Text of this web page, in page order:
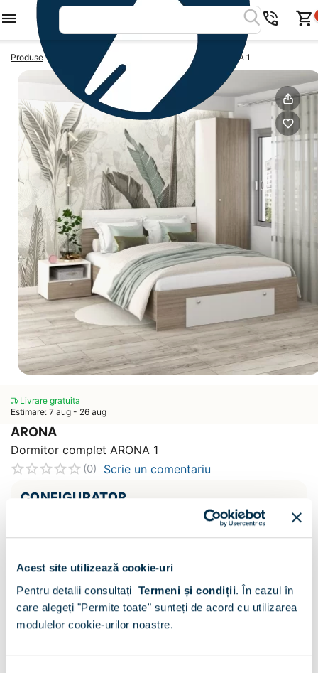
Acest site utilizează cookie-uri
Pentru detalii consultați Termeni și condiții. În cazul în
care alegeți "Permite toate" sunteți de acord cu utilizarea
modulelor cookie-urilor noastre.
Produse Dormitoare ieftine Dormitor complet ARONA 1
Livrare gratuita
Estimare: 7 aug - 26 aug
ARONA
Dormitor complet ARONA 1
(0) Scrie un comentariu
CONFIGURATOR